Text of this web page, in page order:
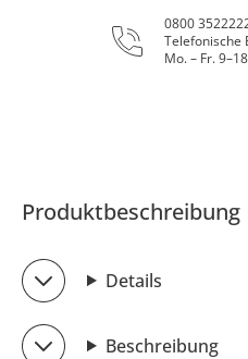
0800
Telefonische
Mo. – Fr.
Produktbeschreibung
Details
Beschreibung